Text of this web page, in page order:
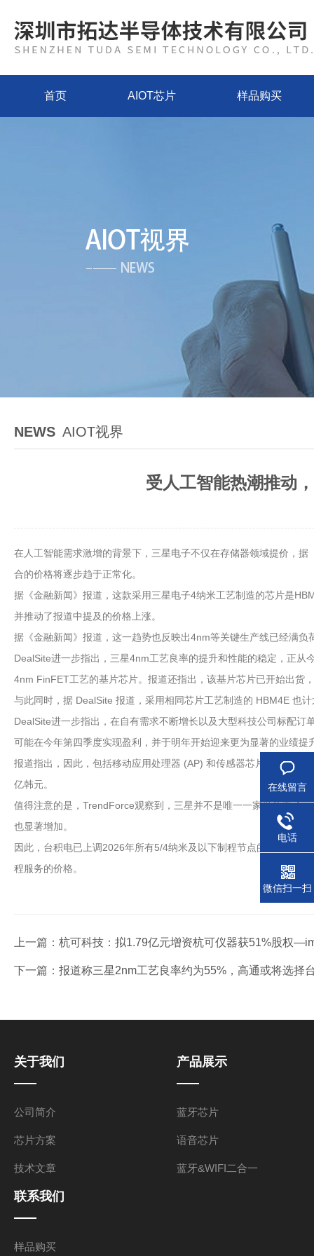
首页 AIOT芯片 样品购买
NEWS AIOT视界
受人工智能热潮推动
在人工智能需求激增的背景下，三星电子不仅在存储器领域提价，
合的价格将逐步趋于正常化。
据《金融新闻》报道，这款采用三星电子4纳米工艺制造的芯片是
并推动了报道中提及的价格上涨。
据《金融新闻》报道，这一趋势也反映出4nm等关键生产线已经满
DealSite进一步指出，三星4nm工艺良率的提升和性能的稳定，正
4nm FinFET工艺的基片芯片。报道还指出，该基片芯片已开始出货
与此同时，据 DealSite 报道，采用相同芯片工艺制造的 HBM4E 也
DealSite进一步指出，在自有需求不断增长以及大型科技公司标配
可能在今年第四季度实现盈利，并于明年开始迎来更为显著的业绩提
报道指出，因此，包括移动应用处理器 (AP) 和传感器芯片等系统
亿韩元。
值得注意的是，TrendForce观察到，三星并不是唯一一家受益于
也显著增加。
因此，台积电已上调2026年所有5/4纳米及以下制程节点的代工价
程服务的价格。
上一篇： 杭可科技：拟1.79亿元增资杭可仪器获51%股权
下一篇： 报道称三星2nm工艺良率约为55%，高通或将选择
关于我们
公司简介
芯片方案
技术文章
产品展示
蓝牙芯片
语音芯片
蓝牙&WIFI二合一
联系我们
样品购买
在线留言
电话
微信扫一扫